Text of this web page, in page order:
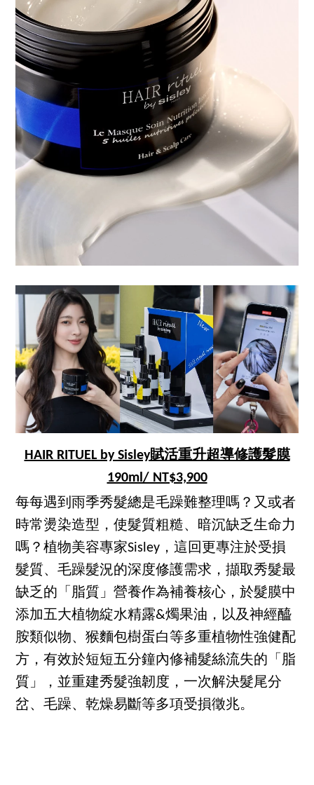
HAIR RITUEL by Sisley賦活重升超導修護髮膜
190ml/ NT$3,900
每每遇到雨季秀髮總是毛躁難整理嗎？又或者
時常燙染造型，使髮質粗糙、暗沉缺乏生命力
嗎？植物美容專家Sisley，這回更專注於受損
髮質、毛躁髮況的深度修護需求，擷取秀髮最
缺乏的「脂質」營養作為補養核心，於髮膜中
添加五大植物綻水精露&燭果油，以及神經醯
胺類似物、猴麵包樹蛋白等多重植物性強健配
方，有效於短短五分鐘內修補髮絲流失的「脂
質」，並重建秀髮強韌度，一次解決髮尾分
岔、毛躁、乾燥易斷等多項受損徵兆。